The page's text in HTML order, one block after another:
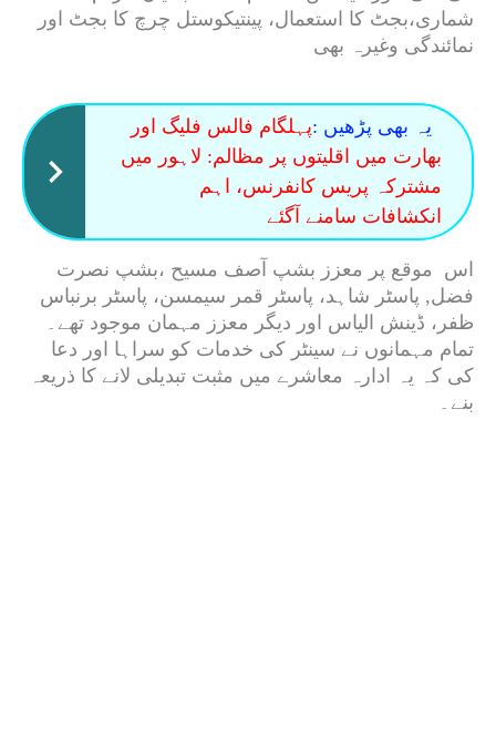
شماری،بجٹ کا استعمال، پینتیکوستل چرچ کا بجٹ اور
نمائندگی وغیرہ بھی
یہ بھی پڑھیں :پہلگام فالس فلیگ اور
بھارت میں اقلیتوں پر مظالم: لاہور میں
مشترکہ پریس کانفرنس، اہم
انکشافات سامنے آگئے
اس موقع پر معزز بشپ آصف مسیح ،بشپ نصرت
فضل, پاسٹر شاہد، پاسٹر قمر سیمسن، پاسٹر برنباس
ظفر، ڈینش الیاس اور دیگر معزز مہمان موجود تھے۔
تمام مہمانوں نے سینٹر کی خدمات کو سراہا اور دعا
کی کہ یہ ادارہ معاشرے میں مثبت تبدیلی لانے کا ذریعہ
بنے۔